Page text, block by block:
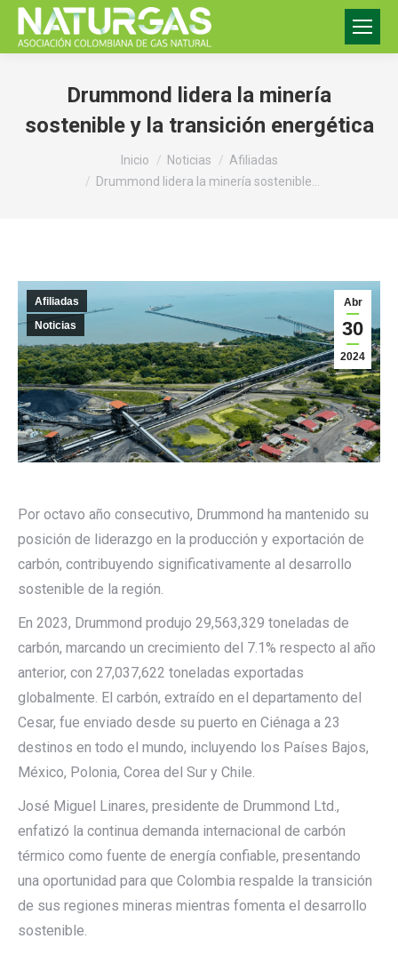
Drummond lidera la minería
sostenible y la transición energética
Inicio Noticias
Afiliadas
Drummond lidera la minería sostenible…
Abr
30
2024
Afiliadas
Noticias
Por octavo año consecutivo, Drummond ha mantenido su
posición de liderazgo en la producción y exportación de
carbón, contribuyendo significativamente al desarrollo
sostenible de la región.
En 2023, Drummond produjo 29,563,329 toneladas de
carbón, marcando un crecimiento del 7.1% respecto al año
anterior, con 27,037,622 toneladas exportadas
globalmente. El carbón, extraído en el departamento del
Cesar, fue enviado desde su puerto en Ciénaga a 23
destinos en todo el mundo, incluyendo los Países Bajos,
México, Polonia, Corea del Sur y Chile.
José Miguel Linares, presidente de Drummond Ltd.,
enfatizó la continua demanda internacional de carbón
térmico como fuente de energía confiable, presentando
una oportunidad para que Colombia respalde la transición
de sus regiones mineras mientras fomenta el desarrollo
sostenible.